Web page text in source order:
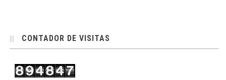
CONTADOR DE VISITAS